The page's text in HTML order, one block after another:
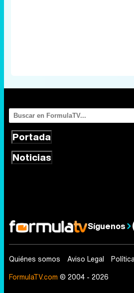
Portada
Noticias
Síguenos
Quiénes somos Aviso Legal
FormulaTV.com © 2004 - 2026